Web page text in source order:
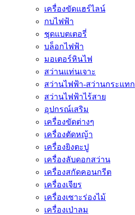
เครื่องขัดแฮร์ไลน์
กบไฟฟ้า
ชุดแบตเตอรี่
บล็อกไฟฟ้า
มอเตอร์หินไฟ
สว่านแท่นเจาะ
สว่านไฟฟ้า-สว่านกระแทก
สว่านไฟฟ้าไร้สาย
อุปกรณ์เสริม
เครื่องขัดต่างๆ
เครื่องตัดหญ้า
เครื่องยิงตะปู
เครื่องลับดอกสว่าน
เครื่องสกัดคอนกรีต
เครื่องเจียร
เครื่องเซาะร่องไม้
เครื่องเป่าลม